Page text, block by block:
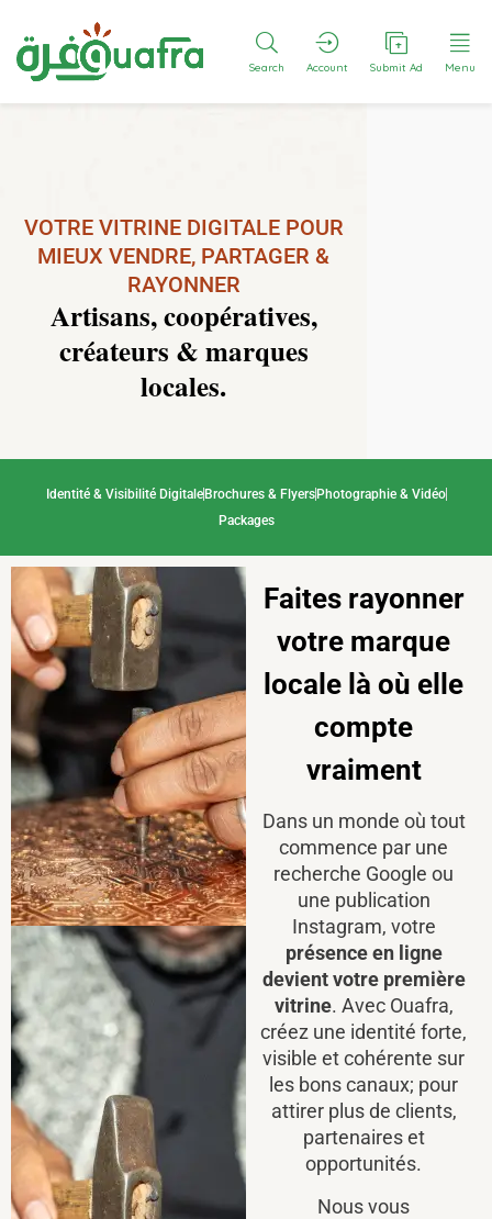
Search Account Submit Ad Menu
VOTRE VITRINE DIGITALE POUR
MIEUX VENDRE, PARTAGER &
RAYONNER
Artisans, coopératives,
créateurs & marques
locales.
Identité & Visibilité DigitaleBrochures & FlyersPhotographie & Vidéo
Packages
Faites rayonner
votre marque
locale là où elle
compte
vraiment
Dans un monde où tout
commence par une
recherche Google ou
une publication
Instagram, votre
présence en ligne
devient votre première
vitrine. Avec Ouafra,
créez une identité forte,
visible et cohérente sur
les bons canaux; pour
attirer plus de clients,
partenaires et
opportunités.
Nous vous